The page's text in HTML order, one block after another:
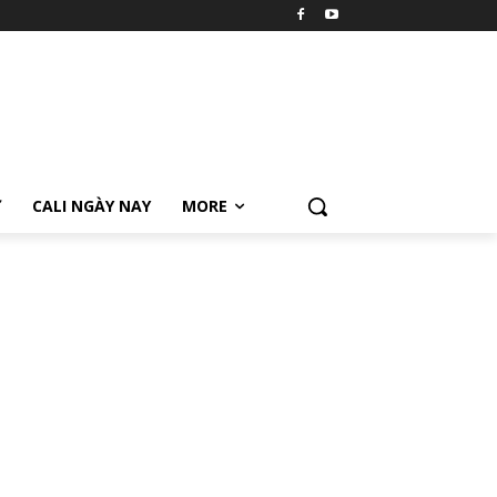
CALI NGÀY NAY MORE